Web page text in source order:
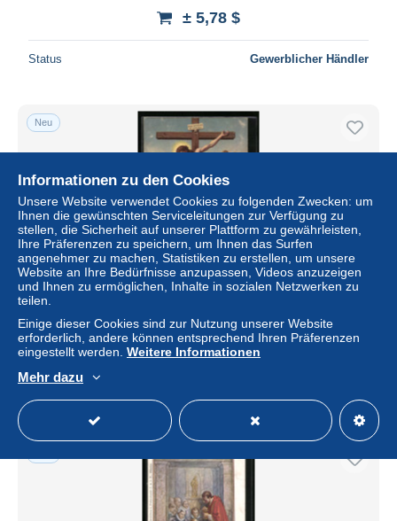
± 5,78 $
Status Gewerblicher Händler
Neu
AK S. Franciscus de Assissi bei Jesus am Kreuz mit zwei
Engeln
± 5,78 $
Informationen zu den Cookies
Unsere Website verwendet Cookies zu folgenden Zwecken: um
Ihnen die gewünschten Serviceleitungen zur Verfügung zu
stellen, die Sicherheit auf unserer Plattform zu gewährleisten,
Ihre Präferenzen zu speichern, um Ihnen das Surfen
angenehmer zu machen, Statistiken zu erstellen, um unsere
Website an Ihre Bedürfnisse anzupassen, Videos anzuzeigen
und Ihnen zu ermöglichen, Inhalte in sozialen Netzwerken zu
teilen.
Einige dieser Cookies sind zur Nutzung unserer Website
erforderlich, andere können entsprechend Ihren Präferenzen
eingestellt werden. Weitere Informationen
Mehr dazu